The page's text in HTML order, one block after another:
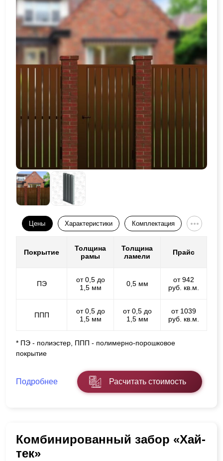
Цены Характеристики Комплектация
Покрытие
Толщина
рамы
Толщина
ламели
Прайс
ПЭ
от 0,5 до
1,5 мм
0,5 мм
от 942
руб. кв.м.
ППП
от 0,5 до
1,5 мм
от 0,5 до
1,5 мм
от 1039
руб. кв.м.
* ПЭ - полиэстер, ППП - полимерно-порошковое
покрытие
Подробнее Расчитать стоимость
Комбинированный забор «Хай-
тек»